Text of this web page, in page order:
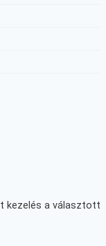
kezelés a választott